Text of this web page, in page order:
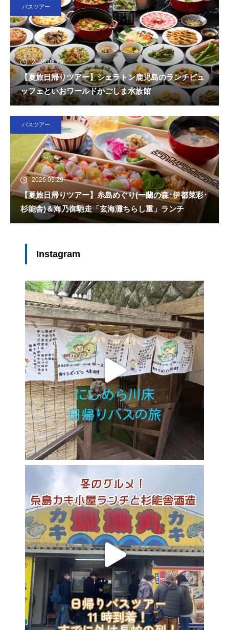
バスツアー
2026.05.29
【夏旅日帰りツアー】シェラトン鹿児島のランチビュ
ッフェといおワールドかごしま水族館
バスツアー
2026.05.29
【夏旅日帰りツアー】糸島めぐり(一蘭の森･伊都菜彩･
杉能舎)＆海乃御馳走「玄海灘ちらし重」ランチ
Instagram